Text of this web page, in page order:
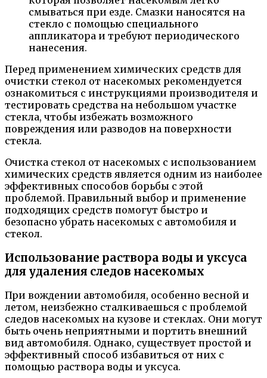
смываться при езде. Смазки наносятся на
стекло с помощью специального
аппликатора и требуют периодического
нанесения.
Перед применением химических средств для
очистки стекол от насекомых рекомендуется
ознакомиться с инструкциями производителя и
тестировать средства на небольшом участке
стекла, чтобы избежать возможного
повреждения или разводов на поверхности
стекла.
Очистка стекол от насекомых с использованием
химических средств является одним из наиболее
эффективных способов борьбы с этой
проблемой. Правильный выбор и применение
подходящих средств помогут быстро и
безопасно убрать насекомых с автомобиля и
стекол.
Использование раствора воды и уксуса
для удаления следов насекомых
При вождении автомобиля, особенно весной и
летом, неизбежно сталкиваешься с проблемой
следов насекомых на кузове и стеклах. Они могут
быть очень неприятными и портить внешний
вид автомобиля. Однако, существует простой и
эффективный способ избавиться от них с
помощью раствора воды и уксуса.